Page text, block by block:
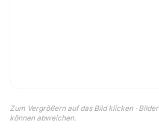
Zum Vergrößern auf das Bild klicken ·
können abweichen.